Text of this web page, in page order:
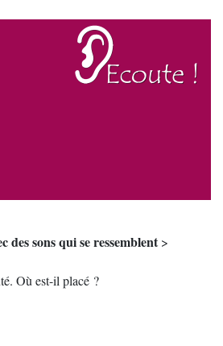
des sons qui se ressemblent >
Où est-il placé ?